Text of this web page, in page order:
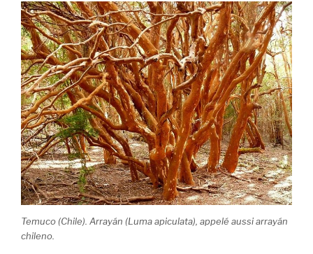
Temuco (Chile). Arrayán (Luma apiculata), appelé aussi arrayán
chileno.